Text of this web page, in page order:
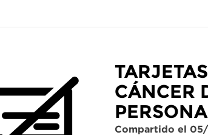
CÁNCER
Compartido el 05/